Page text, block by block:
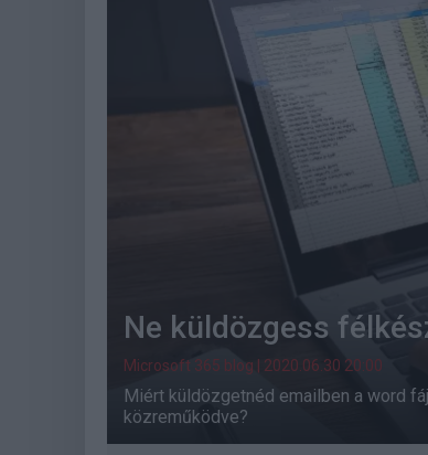
Ne küldözgess
Microsoft 365 blog | 2020.06.30 20:00
Miért küldözgetnéd emailben a word
közreműködve?